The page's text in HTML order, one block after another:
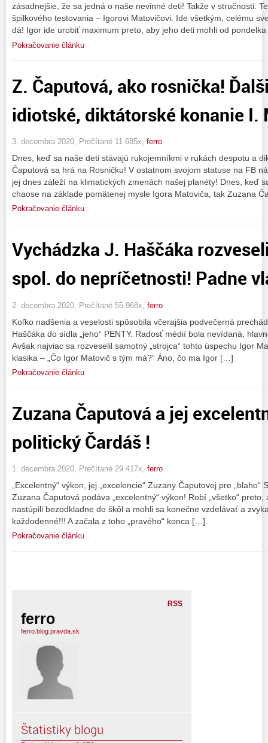
zásadnejšie, že sa jedná o naše nevinné deti! Takže v stručnosti.
špilkového testovania – Igorovi Matovičovi. Ide všetkým, celému
dá! Igor ide urobiť maximum preto, aby jeho deti mohli od
Pokračovanie článku
Z. Čaputová, ako rosnička!
idiotské, diktátorské konanie I.
3. decembra 2020, Prečítané 11 685x, ferro
Dnes, keď sa naše deti stávajú rukojemníkmi v rukách despotu a
Čaputová sa hrá na Rosničku! V ostatnom svojom statuse na FB
jej dnes záleží na klimatických zmenách našej planéty! Dnes, keď
chaose na základe pomätenej mysle Igora Matoviča, tak Zuzana
Pokračovanie článku
Vychádzka J. Haščáka
spol. do nepríčetnosti! Padne
2. decembra 2020, Prečítané 55 968x, ferro
Koľko nadšenia a veselosti spôsobila včerajšia podvečerná
Haščáka do sídla „jeho“ PENTY. Radosť médií bola nevídaná,
Avšak najviac sa rozveselil samotný „strojca“ tohto úspechu Igor
klasika – „Čo Igor Matovič s tým má?“ Áno, čo ma Igor […]
Pokračovanie článku
Zuzana Čaputová a jej
politický Čardáš !
1. decembra 2020, Prečítané 29 417x, ferro
„Excelentný“ výkon, jej „excelencie“ Zuzany Čaputovej pre
Zuzana Čaputová podáva „excelentný“ výkon! Robí „všetko“
nastúpili bezodkladne do škôl a mohli sa konečne vzdelávať a
každodenné!!! A začala z toho „pravého“ konca […]
Pokračovanie článku
RSS
ferro
ferro.blog.pravda.sk
Štatistiky blogu